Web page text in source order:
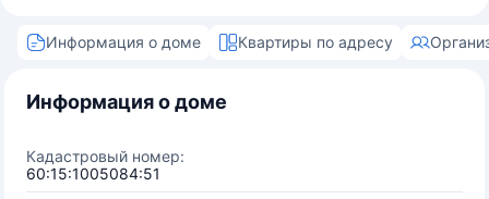
Информация о доме Квартиры по адресу
Информация о доме
Кадастровый номер:
60:15:1005084:51